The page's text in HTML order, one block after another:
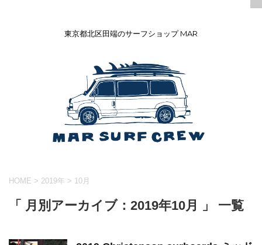
東京都北区田端のサーフショップ MAR
HOME > 2019年 > 10月
「 月別アーカイブ：2019年10月 」 一覧